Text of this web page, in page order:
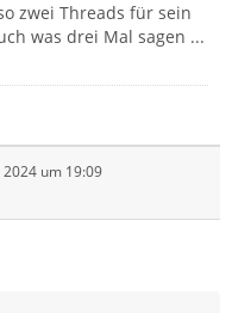
zwei Threads für sein
was drei Mal sagen ...
um 19:09